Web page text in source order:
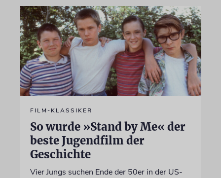
FILM-KLASSIKER
So wurde »Stand by Me« der
beste Jugendfilm der
Geschichte
Vier Jungs suchen Ende der 50er in der US-